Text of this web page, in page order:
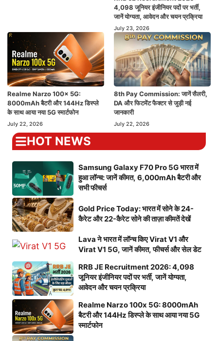
4,098 जूनियर इंजीनियर पदों पर भर्ती,
जानें योग्यता, आवेदन और चयन प्रक्रिया
July 23, 2026
Realme Narzo 100x 5G:
8000mAh बैटरी और 144Hz डिस्प्ले
के साथ आया नया 5G स्मार्टफोन
July 22, 2026
8th Pay Commission: जानें सैलरी,
DA और फिटमेंट फैक्टर से जुड़ी नई
जानकारी
July 22, 2026
HOT NEWS
Samsung Galaxy F70 Pro 5G भारत में
हुआ लॉन्च: जानें कीमत, 6,000mAh बैटरी और
सभी फीचर्स
Gold Price Today: भारत में सोने के 24-
कैरेट और 22-कैरेट सोने की ताज़ा कीमतें देखें
Lava ने भारत में लॉन्च किए Virat V1 और
Virat V1 5G, जानें कीमत, फीचर्स और सेल डेट
RRB JE Recruitment 2026: 4,098
जूनियर इंजीनियर पदों पर भर्ती, जानें योग्यता,
आवेदन और चयन प्रक्रिया
Realme Narzo 100x 5G: 8000mAh
बैटरी और 144Hz डिस्प्ले के साथ आया नया 5G
स्मार्टफोन